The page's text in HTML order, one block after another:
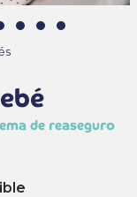
de reaseguro